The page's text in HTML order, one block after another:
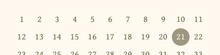
1 2 3 4 5 6 7 8 9 10
11
12
13 14 15 16 17 18 19 20 21
22